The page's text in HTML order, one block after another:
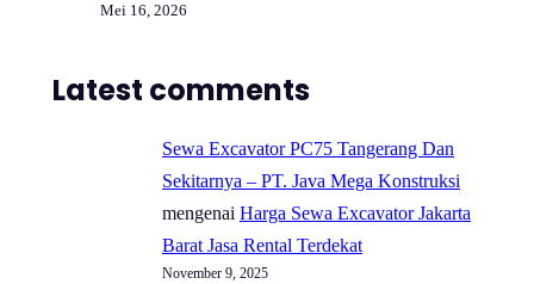
Mei 16, 2026
Latest comments
Sewa Excavator PC75 Tangerang Dan
Sekitarnya – PT. Java Mega Konstruksi
mengenai Harga Sewa Excavator Jakarta
Barat Jasa Rental Terdekat
November 9, 2025